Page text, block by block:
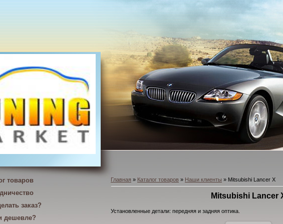
товаров
заказ?
дешевле?
Главная » Каталог товаров » Наши клиенты » Mitsubishi Lancer X
Mitsubishi Lancer
Установленные детали: передняя и задняя оптика.